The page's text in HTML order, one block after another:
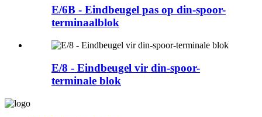
E/6B - Eindbeugel pas op din-spoor-
terminaalblok
E/8 - Eindbeugel vir din-spoor-
terminale blok